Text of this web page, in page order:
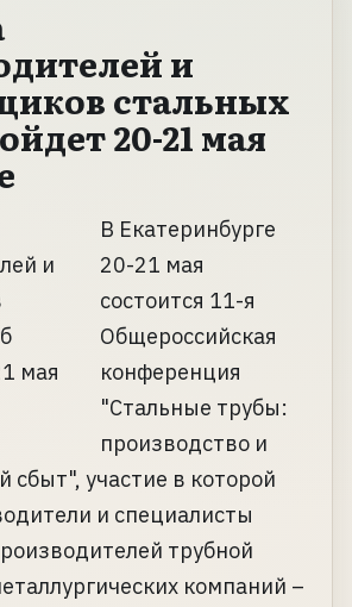
и
стальных
20-21 мая
В Екатеринбурге
20-21 мая
состоится 11-я
Общероссийская
конференция
"Стальные трубы:
производство и
сбыт", участие в которой
и специалисты
трубной
компаний –